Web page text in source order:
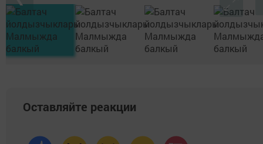
Оставляйте реакции